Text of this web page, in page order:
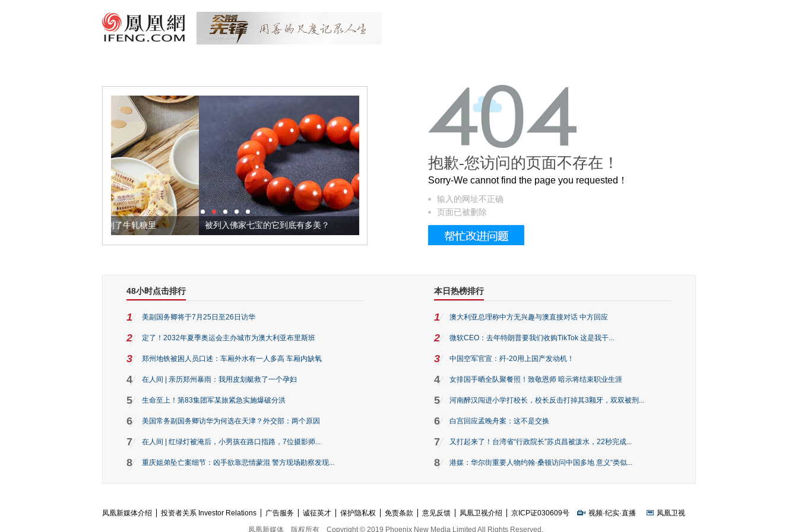
被列入佛家七宝的它到底有多美？ 这个3.2米的长卷，还原了600岁的紫禁城
抱歉-您访问的页面不存在！
Sorry-We cannot find the page you requested！
输入的网址不正确
页面已被删除
48小时点击排行
1 美副国务卿将于7月25日至26日访华
2 定了！2032年夏季奥运会主办城市为澳大利亚布里斯班
3 郑州地铁被困人员口述：车厢外水有一人多高 车厢内缺氧
4 在人间 | 亲历郑州暴雨：我用皮划艇救了一个孕妇
5 生命至上！第83集团军某旅紧急实施爆破分洪
6 美国常务副国务卿访华为何选在天津？外交部：两个原因
7 在人间 | 红绿灯被淹后，小男孩在路口指路，7位摄影师...
8 重庆姐弟坠亡案细节：凶手欲靠悲情蒙混 警方现场勘察发现...
本日热榜排行
1 澳大利亚总理称中方无兴趣与澳直接对话 中方回应
2 微软CEO：去年特朗普要我们收购TikTok 这是我干...
3 中国空军官宣：歼-20用上国产发动机！
4 女排国手晒全队聚餐照！致敬恩师 暗示将结束职业生涯
5 河南醉汉闯进小学打校长，校长反击打掉其3颗牙，双双被刑...
6 白宫回应孟晚舟案：这不是交换
7 又打起来了！台湾省“行政院长”苏贞昌被泼水，22秒完成...
8 港媒：华尔街重要人物约翰·桑顿访问中国多地 意义“类似...
凤凰新媒体介绍 投资者关系 Investor Relations 广告服务 诚征英才 保护隐私权 免责条款 意见反馈 凤凰卫视介绍 京ICP证030609号 视频·纪实·直播
凤凰卫视
凤凰新媒体
版权所有 Copyright © 2019 Phoenix New Media Limited All Rights Reserved.